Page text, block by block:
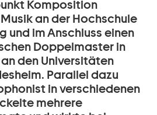
Komposition
an der Hochschule
und im Anschluss einen
Doppelmaster in
den Universitäten
Parallel dazu
in verschiedenen
mehrere